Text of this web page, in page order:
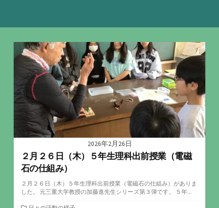
2026年2月26日
２月２６日（木）５年生理科出前授業（電磁
石の仕組み）
２月２６日（木）５年生理科出前授業（電磁石の仕組み）がありま
した。 元三重大学教授の加藤進先生シリーズ第３弾です。 ５年...